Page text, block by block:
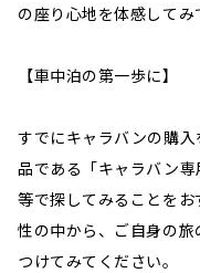
の座り心地を体感してみ
【車中泊の第一歩に】
すでにキャラバンの購
品である「キャラバン
等で探してみることを
性の中から、ご自身の
つけてみてください。